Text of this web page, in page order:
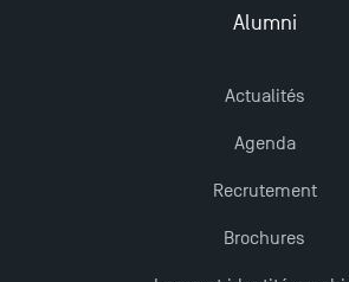
Alumni
Actualités
Agenda
Recrutement
Brochures